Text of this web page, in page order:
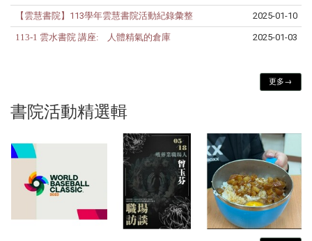
【雲慧書院】113學年雲慧書院活動紀錄彙整 2025-01-10
113-1 雲水書院 講座: 人體精氣的倉庫 2025-01-03
更多→
書院活動精選輯